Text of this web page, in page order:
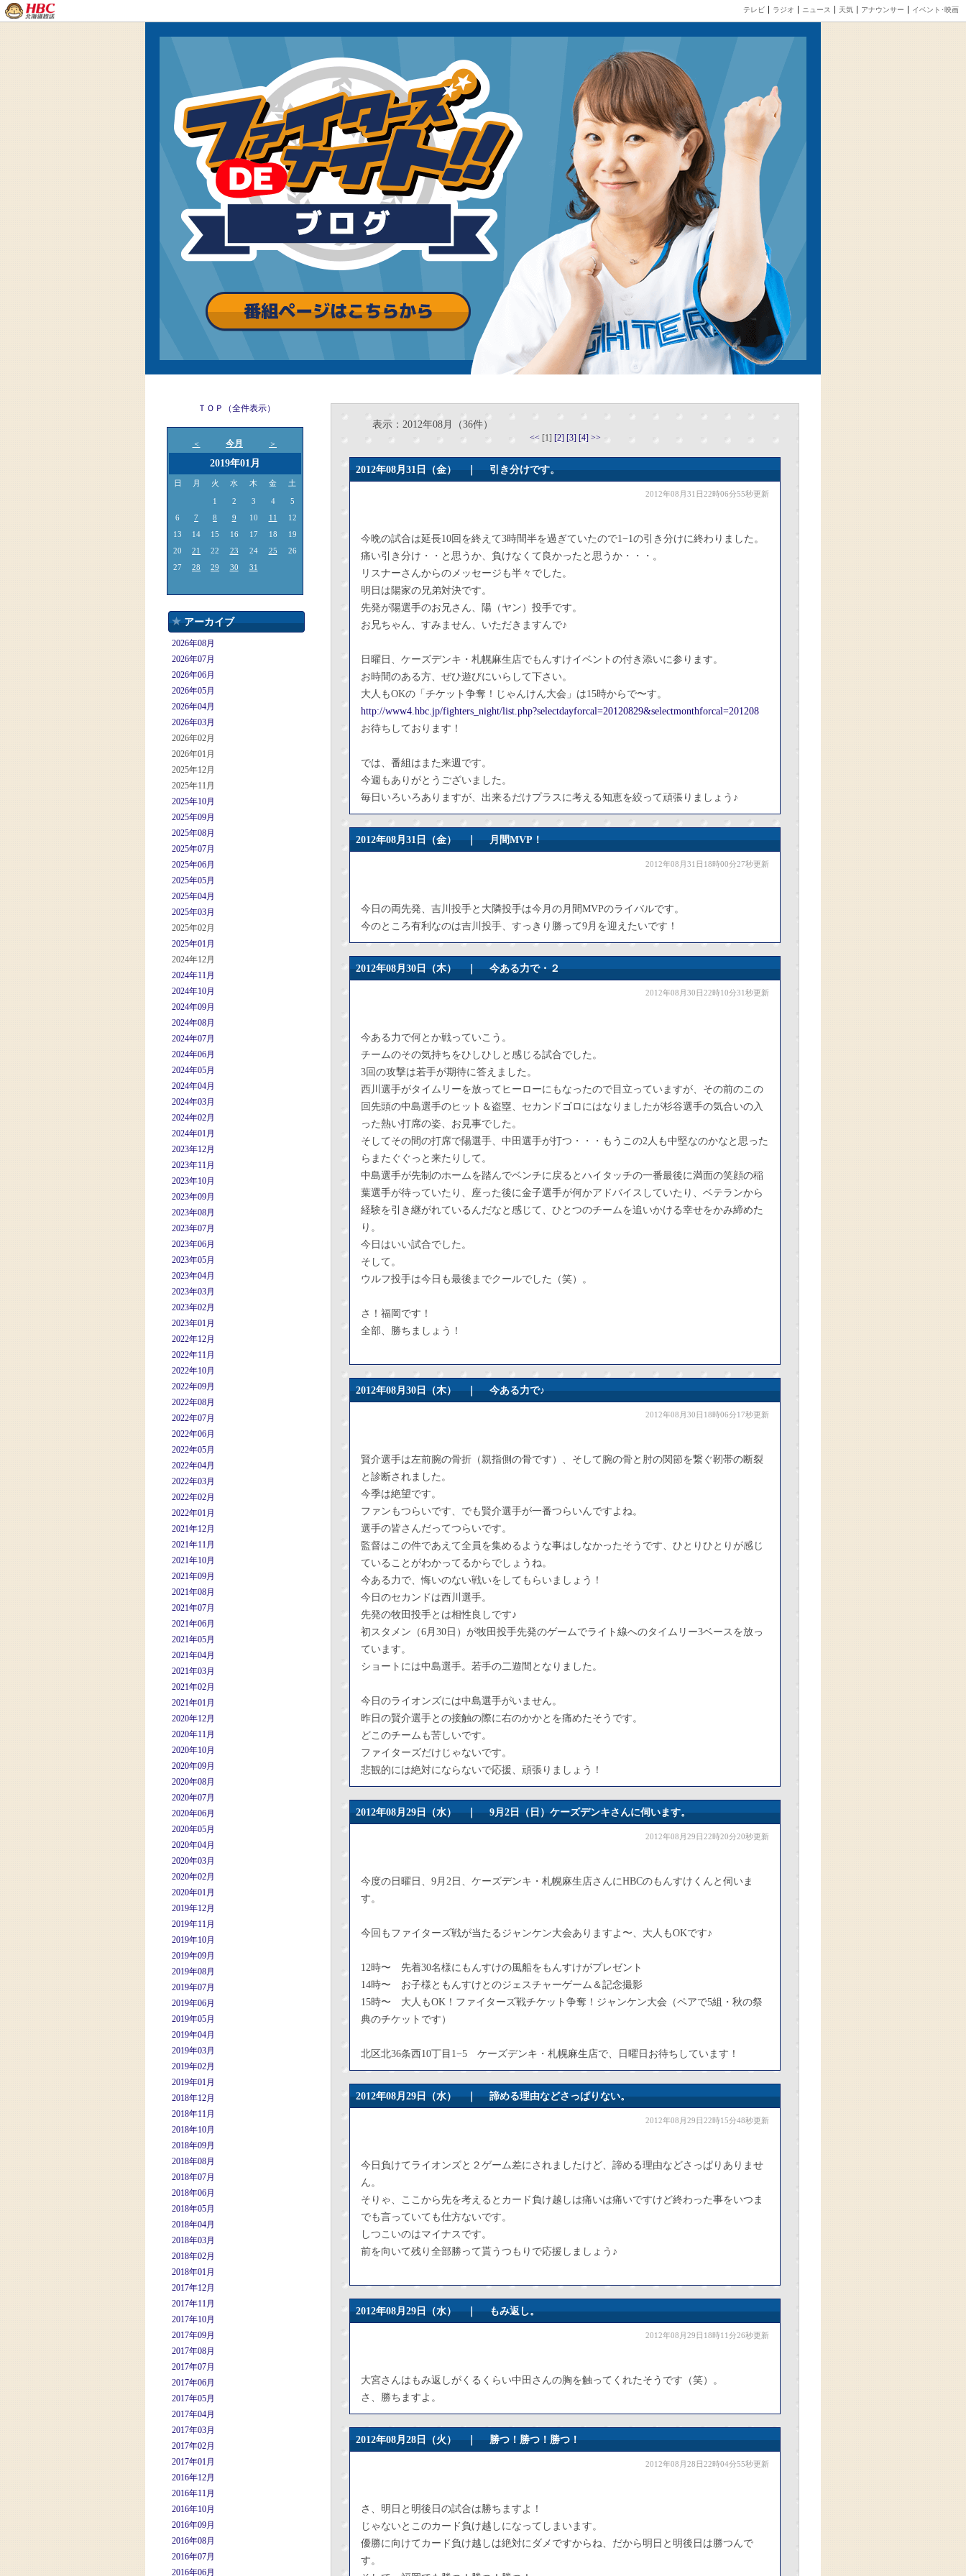
テレビ ラジオ ニュース 天気 アナウンサー イベント･映画
ＴＯＰ（全件表示）
＜ 今月 ＞
2019年01月
日 月 火 水 木 金 土
1 2 3 4
5
6
7 8 9 10 11
12
13
14 15 16 17 18
19
20
21 22 23 24 25
26
27
28 29 30 31
アーカイブ
2026年08月
2026年07月
2026年06月
2026年05月
2026年04月
2026年03月
2026年02月
2026年01月
2025年12月
2025年11月
2025年10月
2025年09月
2025年08月
2025年07月
2025年06月
2025年05月
2025年04月
2025年03月
2025年02月
2025年01月
2024年12月
2024年11月
2024年10月
2024年09月
2024年08月
2024年07月
2024年06月
2024年05月
2024年04月
2024年03月
2024年02月
2024年01月
2023年12月
2023年11月
2023年10月
2023年09月
2023年08月
2023年07月
2023年06月
2023年05月
2023年04月
2023年03月
2023年02月
2023年01月
2022年12月
2022年11月
2022年10月
2022年09月
2022年08月
2022年07月
2022年06月
2022年05月
2022年04月
2022年03月
2022年02月
2022年01月
2021年12月
2021年11月
2021年10月
2021年09月
2021年08月
2021年07月
2021年06月
2021年05月
2021年04月
2021年03月
2021年02月
2021年01月
2020年12月
2020年11月
2020年10月
2020年09月
2020年08月
2020年07月
2020年06月
2020年05月
2020年04月
2020年03月
2020年02月
2020年01月
2019年12月
2019年11月
2019年10月
2019年09月
2019年08月
2019年07月
2019年06月
2019年05月
2019年04月
2019年03月
2019年02月
2019年01月
2018年12月
2018年11月
2018年10月
2018年09月
2018年08月
2018年07月
2018年06月
2018年05月
2018年04月
2018年03月
2018年02月
2018年01月
2017年12月
2017年11月
2017年10月
2017年09月
2017年08月
2017年07月
2017年06月
2017年05月
2017年04月
2017年03月
2017年02月
2017年01月
2016年12月
2016年11月
2016年10月
2016年09月
2016年08月
2016年07月
2016年06月
表示：2012年08月（36件）
<< [1] [2] [3] [4] >>
2012年08月31日（金） ｜引き分けです。
2012年08月31日22時06分55秒更新
今晩の試合は延長10回を終えて3時間半を過ぎていたので1−1の引き分けに終わりました。
痛い引き分け・・と思うか、負けなくて良かったと思うか・・・。
リスナーさんからのメッセージも半々でした。
明日は陽家の兄弟対決です。
先発が陽選手のお兄さん、陽（ヤン）投手です。
お兄ちゃん、すみません、いただきますんで♪
日曜日、ケーズデンキ・札幌麻生店でもんすけイベントの付き添いに参ります。
お時間のある方、ぜひ遊びにいらして下さい。
大人もOKの「チケット争奪！じゃんけん大会」は15時からで〜す。
http://www4.hbc.jp/fighters_night/list.php?selectdayforcal=20120829&selectmonthforcal=201208
お待ちしております！
では、番組はまた来週です。
今週もありがとうございました。
毎日いろいろありますが、出来るだけプラスに考える知恵を絞って頑張りましょう♪
2012年08月31日（金） ｜月間MVP！
2012年08月31日18時00分27秒更新
今日の両先発、吉川投手と大隣投手は今月の月間MVPのライバルです。
今のところ有利なのは吉川投手、すっきり勝って9月を迎えたいです！
2012年08月30日（木） ｜今ある力で・２
2012年08月30日22時10分31秒更新
今ある力で何とか戦っていこう。
チームのその気持ちをひしひしと感じる試合でした。
3回の攻撃は若手が期待に答えました。
西川選手がタイムリーを放ってヒーローにもなったので目立っていますが、その前のこの
回先頭の中島選手のヒット＆盗塁、セカンドゴロにはなりましたが杉谷選手の気合いの入
った熱い打席の姿、お見事でした。
そしてその間の打席で陽選手、中田選手が打つ・・・もうこの2人も中堅なのかなと思った
らまたぐぐっと来たりして。
中島選手が先制のホームを踏んでベンチに戻るとハイタッチの一番最後に満面の笑顔の稲
葉選手が待っていたり、座った後に金子選手が何かアドバイスしていたり、ベテランから
経験を引き継がれているんだなと感じて、ひとつのチームを追いかける幸せをかみ締めた
り。
今日はいい試合でした。
そして。
ウルフ投手は今日も最後までクールでした（笑）。
さ！福岡です！
全部、勝ちましょう！
2012年08月30日（木） ｜今ある力で♪
2012年08月30日18時06分17秒更新
賢介選手は左前腕の骨折（親指側の骨です）、そして腕の骨と肘の関節を繋ぐ靭帯の断裂
と診断されました。
今季は絶望です。
ファンもつらいです、でも賢介選手が一番つらいんですよね。
選手の皆さんだってつらいです。
監督はこの件であえて全員を集めるような事はしなかったそうです、ひとりひとりが感じ
ていることがわかってるからでしょうね。
今ある力で、悔いのない戦いをしてもらいましょう！
今日のセカンドは西川選手。
先発の牧田投手とは相性良しです♪
初スタメン（6月30日）が牧田投手先発のゲームでライト線へのタイムリー3ベースを放っ
ています。
ショートには中島選手。若手の二遊間となりました。
今日のライオンズには中島選手がいません。
昨日の賢介選手との接触の際に右のかかとを痛めたそうです。
どこのチームも苦しいです。
ファイターズだけじゃないです。
悲観的には絶対にならないで応援、頑張りましょう！
2012年08月29日（水） ｜9月2日（日）ケーズデンキさんに伺います。
2012年08月29日22時20分20秒更新
今度の日曜日、9月2日、ケーズデンキ・札幌麻生店さんにHBCのもんすけくんと伺いま
す。
今回もファイターズ戦が当たるジャンケン大会ありますよ〜、大人もOKです♪
12時〜 先着30名様にもんすけの風船をもんすけがプレゼント
14時〜 お子様ともんすけとのジェスチャーゲーム＆記念撮影
15時〜 大人もOK！ファイターズ戦チケット争奪！ジャンケン大会（ペアで5組・秋の祭
典のチケットです）
北区北36条西10丁目1−5 ケーズデンキ・札幌麻生店で、日曜日お待ちしています！
2012年08月29日（水） ｜諦める理由などさっぱりない。
2012年08月29日22時15分48秒更新
今日負けてライオンズと２ゲーム差にされましたけど、諦める理由などさっぱりありませ
ん。
そりゃ、ここから先を考えるとカード負け越しは痛いは痛いですけど終わった事をいつま
でも言っていても仕方ないです。
しつこいのはマイナスです。
前を向いて残り全部勝って貰うつもりで応援しましょう♪
2012年08月29日（水） ｜もみ返し。
2012年08月29日18時11分26秒更新
大宮さんはもみ返しがくるくらい中田さんの胸を触ってくれたそうです（笑）。
さ、勝ちますよ。
2012年08月28日（火） ｜勝つ！勝つ！勝つ！
2012年08月28日22時04分55秒更新
さ、明日と明後日の試合は勝ちますよ！
じゃないとこのカード負け越しになってしまいます。
優勝に向けてカード負け越しは絶対にダメですからね、だから明日と明後日は勝つんで
す。